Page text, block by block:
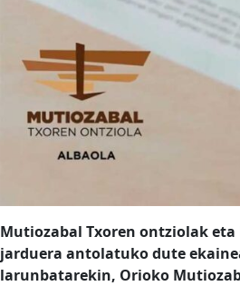
Mutiozabal Txoren ontziolak
jarduera antolatuko dute
larunbatarekin, Orioko